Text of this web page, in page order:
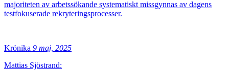
majoriteten av arbetssökande systematiskt missgynnas av dagens
testfokuserade rekryteringsprocesser.
Krönika 9 maj, 2025
Mattias Sjöstrand: